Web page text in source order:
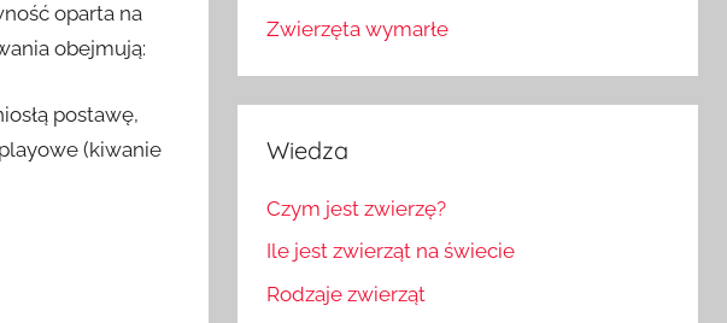
oparta na
obejmują:
postawę,
(kiwanie
Zwierzęta wymarłe
Wiedza
Czym jest zwierzę?
Ile jest zwierząt na świecie
Rodzaje zwierząt